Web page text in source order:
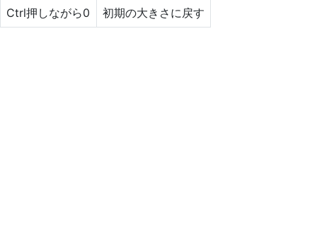
Ctrl押しながら0 初期の大きさに戻す